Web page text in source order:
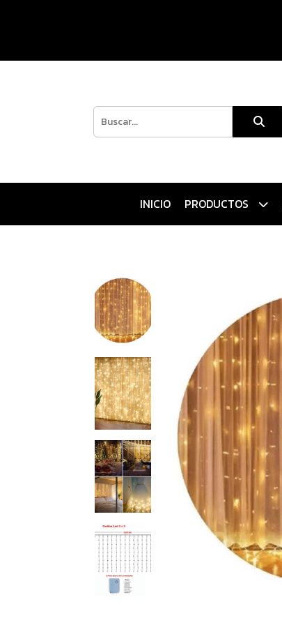
INICIO PRODUCTOS